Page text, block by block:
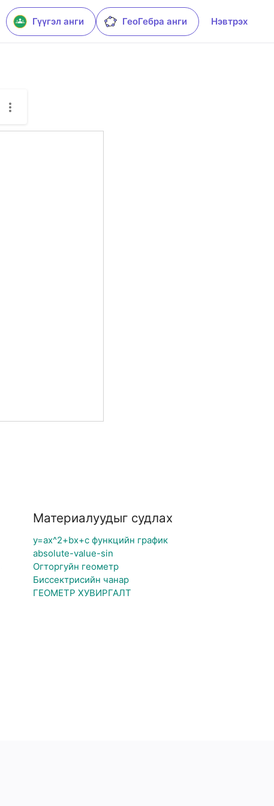
Гүүгэл анги ГеоГебра анги Нэвтрэх
Материалуудыг судлах
y=ax^2+bx+c функцийн график
absolute-value-sin
Огторгуйн геометр
Биссектрисийн чанар
ГЕОМЕТР ХУВИРГАЛТ